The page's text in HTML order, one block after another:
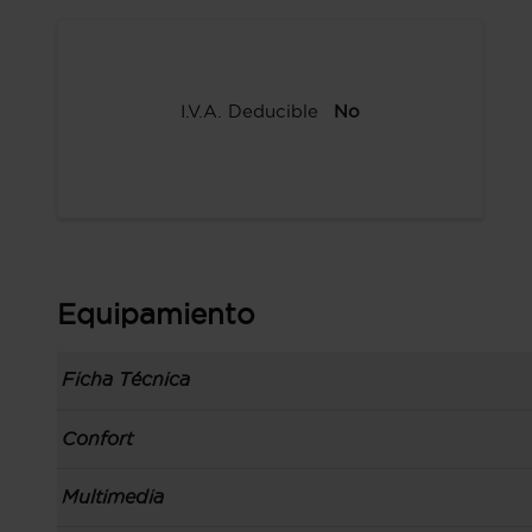
I.V.A. Deducible No
Equipamiento
Ficha Técnica
Información de la versión: número última lista
Carrocería tipo combi con 4 puertas, techo
Confort
Toma/s de 12v en la zona de carga, los
Multimedia